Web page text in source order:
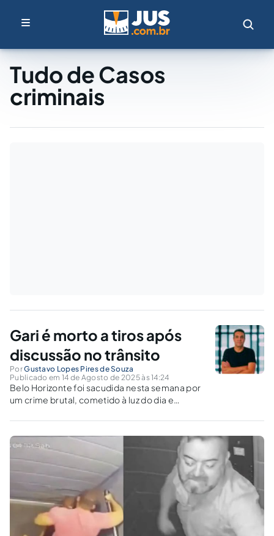
Tudo de Casos
criminais
Gari é morto a tiros após
discussão no trânsito
PorGustavo Lopes Pires de Souza
Publicado em 14 de Agosto de 2025 às 14:24
Belo Horizonte foi sacudida nesta semana por
um crime brutal, cometido à luz do dia e
trânsito. Na manhã de terça-feira, 12, no bairro
Vista Alegre, um gari foi morto a tiros enquanto
trabalhava,...